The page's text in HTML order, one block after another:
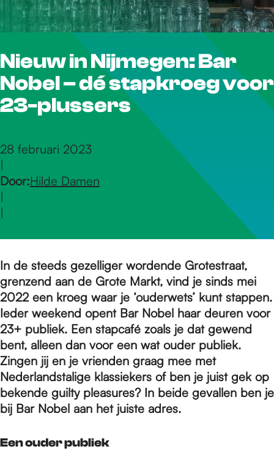
r
d
e
m
e
p
a
g
Nieuw in Nijmegen: Bar
Nobel – dé stapkroeg voor
23-plussers
28 februari 2023
|
Door:Hilde Damen
|
|
In de steeds gezelliger wordende Grotestraat,
grenzend aan de Grote Markt, vind je sinds mei
2022 een kroeg waar je ‘ouderwets’ kunt stappen.
Ieder weekend opent Bar Nobel haar deuren voor
23+ publiek. Een stapcafé zoals je dat gewend
bent, alleen dan voor een wat ouder publiek.
Zingen jij en je vrienden graag mee met
Nederlandstalige klassiekers of ben je juist gek op
bekende guilty pleasures? In beide gevallen ben je
bij Bar Nobel aan het juiste adres.
Een ouder publiek